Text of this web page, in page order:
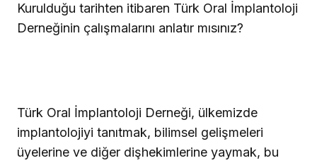
Kurulduğu tarihten itibaren Türk Oral İmplantoloji
Derneğinin çalışmalarını anlatır mısınız?
Türk Oral İmplantoloji Derneği, ülkemizde
implantolojiyi tanıtmak, bilimsel gelişmeleri
üyelerine ve diğer dişhekimlerine yaymak, bu